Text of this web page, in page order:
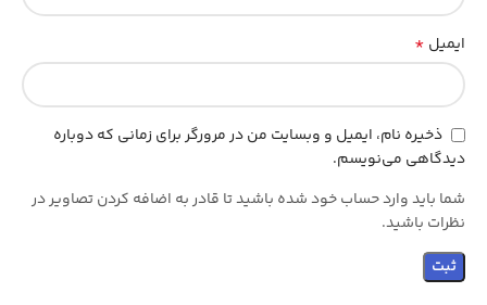
ایمیل *
ذخیره نام، ایمیل و وبسایت من در مرورگر برای زمانی که دوباره
دیدگاهی می‌نویسم.
شما باید وارد حساب خود شده باشید تا قادر به اضافه کردن تصاویر در
نظرات باشید.